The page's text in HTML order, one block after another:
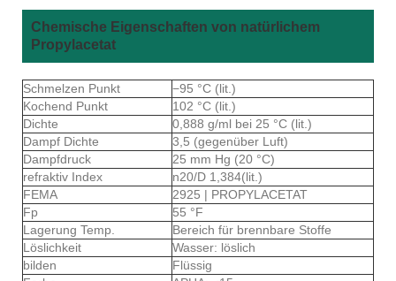
Chemische Eigenschaften von natürlichem
Propylacetat
Schmelzen Punkt
−95 °C (lit.)
Kochend Punkt
102 °C (lit.)
Dichte
0,888 g/ml bei 25 °C (lit.)
Dampf Dichte
3,5 (gegenüber Luft)
Dampfdruck
25 mm Hg (20 °C)
refraktiv Index
n20/D 1,384(lit.)
FEMA
2925 | PROPYLACETAT
Fp
55 °F
Lagerung Temp.
Bereich für brennbare Stoffe
Löslichkeit
Wasser: löslich
bilden
Flüssig